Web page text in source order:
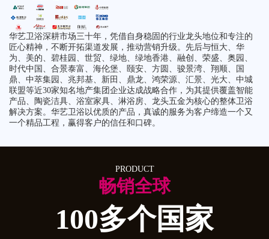
华艺卫浴深耕市场三十年，凭借自身稳固的行业龙头地位和专注的
匠心精神，不断开拓渠道发展，推动营销升级。先后与恒大、华
为、美的、碧桂园、世贸、绿地、绿地香港、融创、荣盛、奥园、
时代中国、合景泰富、海伦堡、颐安、方圆、骏景湾、翔顺、国
鼎、中萃集园、兆邦基、新田、鼎龙、鸿荣源、汇景、光大、中城
联盟等近30家知名地产集团企业达成战略合作，为其提供覆盖智能
产品、陶瓷洁具、浴室家具、淋浴房、龙头五金为核心的整体卫浴
解决方案。华艺卫浴以优质的产品，真诚的服务为客户缔造一个又
一个精品工程，赢得客户的信任和口碑。
PRODUCT
畅销全球
100多个国家